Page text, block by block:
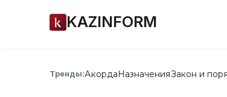
KAZINFORM
Тренды:АкордаНазначенияЗакон и